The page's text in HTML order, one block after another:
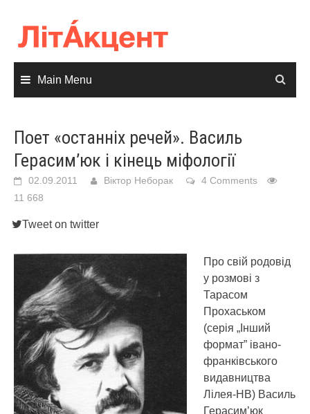
content
Main Menu
Поет «останніх речей». Василь
Герасим’юк і кінець міфології
02.09.2011 Віктор Неборак
4 Comments
11 668
Tweet on twitter
Про свій родовід
у розмові з
Тарасом
Прохаськом
(серія „Інший
формат” івано-
франківського
видавництва
Лілея-НВ) Василь
Герасим’юк